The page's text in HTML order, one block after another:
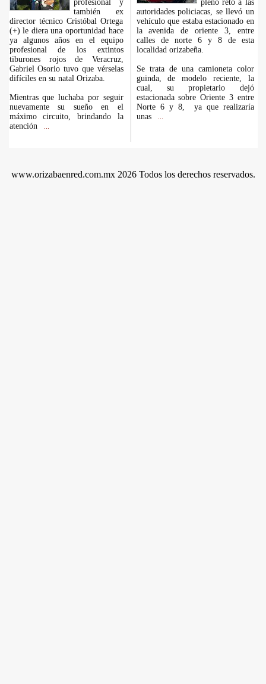
profesional y
también ex
director técnico Cristóbal Ortega
(+) le diera una oportunidad hace
ya algunos años en el equipo
profesional de los extintos
tiburones rojos de Veracruz,
Gabriel Osorio tuvo que vérselas
difíciles en su natal Orizaba.
Mientras que luchaba por seguir
nuevamente su sueño en el
máximo circuito, brindando la
atención
pleno reto a las
autoridades policiacas, se llevó un
vehículo que estaba estacionado en
la avenida de oriente 3, entre
calles de norte 6 y 8 de esta
localidad orizabeña.
Se trata de una camioneta color
guinda, de modelo reciente, la
cual, su propietario dejó
estacionada sobre Oriente 3 entre
Norte 6 y 8, ya que realizaría
unas
www.orizabaenred.com.mx 2026 Todos los derechos reservados.